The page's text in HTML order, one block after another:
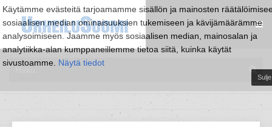
Käytämme evästeitä tarjoamamme sisällön ja mainosten
sosiaalisen median ominaisuuksien tukemiseen ja kävijämäärämme
analysoimiseen. Jaamme myös sosiaalisen median, mainosalan ja
analytiikka-alan kumppaneillemme tietoa siitä, kuinka käytät
sivustoamme. Näytä tiedot
Sulje